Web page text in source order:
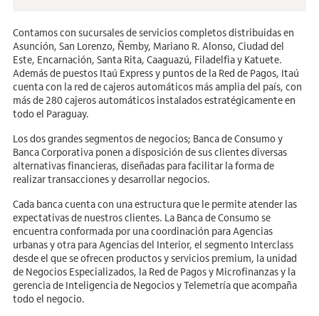
Contamos con sucursales de servicios completos distribuidas en
Asunción, San Lorenzo, Ñemby, Mariano R. Alonso, Ciudad del
Este, Encarnación, Santa Rita, Caaguazú, Filadelfia y Katuete.
Además de puestos Itaú Express y puntos de la Red de Pagos, Itaú
cuenta con la red de cajeros automáticos más amplia del país, con
más de 280 cajeros automáticos instalados estratégicamente en
todo el Paraguay.
Los dos grandes segmentos de negocios; Banca de Consumo y
Banca Corporativa ponen a disposición de sus clientes diversas
alternativas financieras, diseñadas para facilitar la forma de
realizar transacciones y desarrollar negocios.
Cada banca cuenta con una estructura que le permite atender las
expectativas de nuestros clientes. La Banca de Consumo se
encuentra conformada por una coordinación para Agencias
urbanas y otra para Agencias del Interior, el segmento Interclass
desde el que se ofrecen productos y servicios premium, la unidad
de Negocios Especializados, la Red de Pagos y Microfinanzas y la
gerencia de Inteligencia de Negocios y Telemetría que acompaña
todo el negocio.